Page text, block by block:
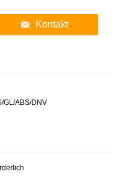
Kontakt
GL/ABS/DNV